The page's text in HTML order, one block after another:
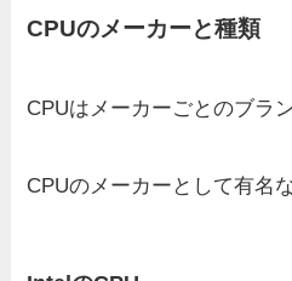
CPUのメーカーと種類
CPUはメーカーごとのブラ
CPUのメーカーとして有名